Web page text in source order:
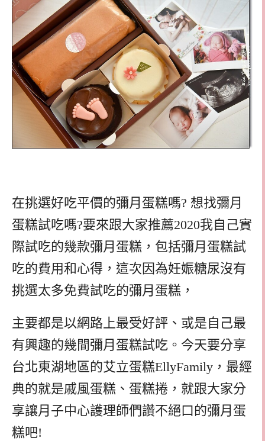
在挑選好吃平價的彌月蛋糕嗎? 想找彌月
蛋糕試吃嗎?要來跟大家推薦2020我自己實
際試吃的幾款彌月蛋糕，包括彌月蛋糕試
吃的費用和心得，這次因為妊娠糖尿沒有
挑選太多免費試吃的彌月蛋糕，
主要都是以網路上最受好評、或是自己最
有興趣的幾間彌月蛋糕試吃。今天要分享
台北東湖地區的艾立蛋糕EllyFamily，最經
典的就是戚風蛋糕、蛋糕捲，就跟大家分
享讓月子中心護理師們讚不絕口的彌月蛋
糕吧!